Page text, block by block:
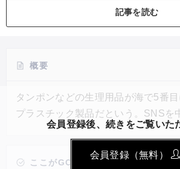
記事を読む
概要
タンポンなどの生理用品が海で5番
プラスチック製品だという。SNSを
パワメントをしてきたBLAST Inc.が
ーツを開発した。これまでの主な生
ここがGOOD!
会員登録後、続きをご覧いた
会員登録（無料）